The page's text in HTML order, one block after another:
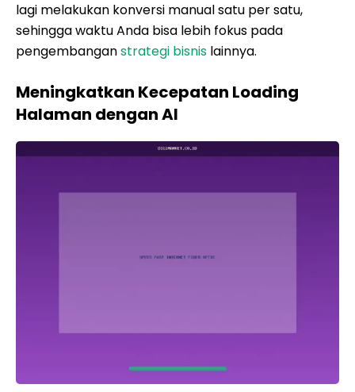
lagi melakukan konversi manual satu per satu,
sehingga waktu Anda bisa lebih fokus pada
pengembanganstrategi bisnis lainnya.
Meningkatkan Kecepatan Loading
Halaman dengan AI